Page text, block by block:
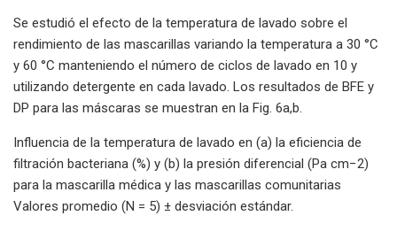
Se estudió el efecto de la temperatura de lavado sobre el
rendimiento de las mascarillas variando la temperatura a 30 °C
y 60 °C manteniendo el número de ciclos de lavado en 10 y
utilizando detergente en cada lavado. Los resultados de BFE y
DP para las máscaras se muestran en la Fig. 6a,b.
Influencia de la temperatura de lavado en (a) la eficiencia de
filtración bacteriana (%) y (b) la presión diferencial (Pa cm−2)
para la mascarilla médica y las mascarillas comunitarias
Valores promedio (N = 5) ± desviación estándar.